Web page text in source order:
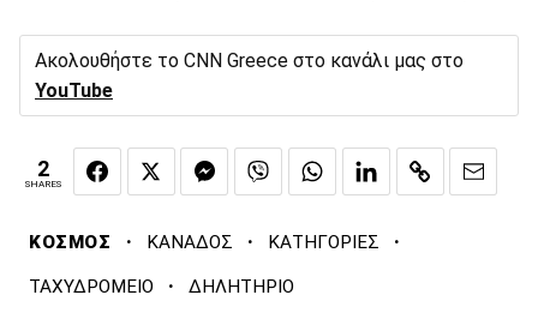
Ακολουθήστε το CNN Greece στο κανάλι μας στο
YouTube
2
SHARES
ΚΟΣΜΟΣ · ΚΑΝΑΔΟΣ · ΚΑΤΗΓΟΡΙΕΣ ·
ΤΑΧΥΔΡΟΜΕΙΟ · ΔΗΛΗΤΗΡΙΟ